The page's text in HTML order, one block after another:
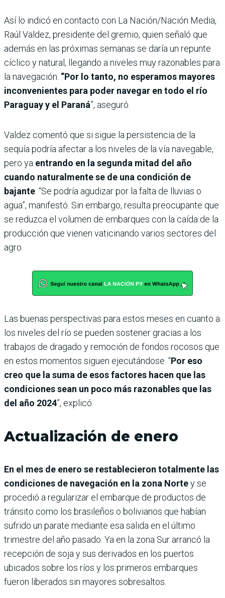
Así lo indicó en contacto con La Nación/Nación Media,
Raúl Valdez, presidente del gremio, quien señaló que
además en las próximas semanas se daría un repunte
cíclico y natural, llegando a niveles muy razonables para
la navegación. “Por lo tanto, no esperamos mayores
inconvenientes para poder navegar en todo el río
Paraguay y el Paraná”, aseguró.
Valdez comentó que si sigue la persistencia de la
sequía podría afectar a los niveles de la vía navegable,
pero ya entrando en la segunda mitad del año
cuando naturalmente se de una condición de
bajante . “Se podría agudizar por la falta de lluvias o
agua”, manifestó. Sin embargo, resulta preocupante que
se reduzca el volumen de embarques con la caída de la
producción que vienen vaticinando varios sectores del
agro.
Las buenas perspectivas para estos meses en cuanto a
los niveles del río se pueden sostener gracias a los
trabajos de dragado y remoción de fondos rocosos que
en estos momentos siguen ejecutándose. “Por eso
creo que la suma de esos factores hacen que las
condiciones sean un poco más razonables que las
del año 2024”, explicó.
Actualización de enero
En el mes de enero se restablecieron totalmente las
condiciones de navegación en la zona Nortey se
procedió a regularizar el embarque de productos de
tránsito como los brasileños o bolivianos que habían
sufrido un parate mediante esa salida en el último
trimestre del año pasado. Ya en la zona Sur arrancó la
recepción de soja y sus derivados en los puertos
ubicados sobre los ríos y los primeros embarques
fueron liberados sin mayores sobresaltos.